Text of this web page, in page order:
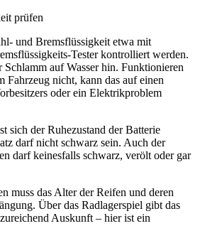
prüfen
und Bremsflüssigkeit etwa mit
Tester kontrolliert werden.
auf Wasser hin. Funktionieren
Fahrzeug nicht, kann das auf einen
oder ein Elektrikproblem
sich der Ruhezustand der Batterie
darf nicht schwarz sein. Auch der
darf keinesfalls schwarz, verölt oder gar
muss das Alter der Reifen und deren
Über das Radlagerspiel gibt das
Auskunft – hier ist ein